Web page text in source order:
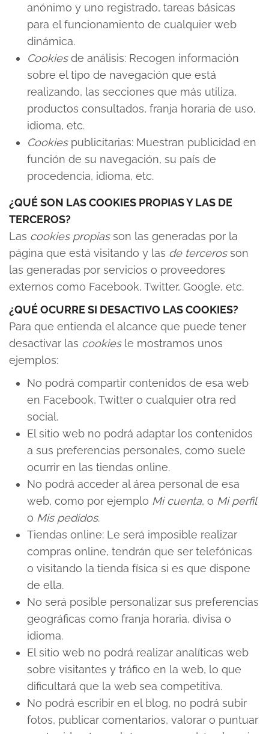
anónimo y uno registrado, tareas básicas
para el funcionamiento de cualquier web
dinámica.
Cookiesde análisis: Recogen información
sobre el tipo de navegación que está
realizando, las secciones que más utiliza,
productos consultados, franja horaria de uso,
idioma, etc.
Cookiespublicitarias: Muestran publicidad en
función de su navegación, su país de
procedencia, idioma, etc.
¿QUÉ SON LAS COOKIES PROPIAS Y LAS DE
TERCEROS?
Las cookies propiasson las generadas por la
página que está visitando y las de tercerosson
las generadas por servicios o proveedores
externos como Facebook, Twitter, Google, etc.
¿QUÉ OCURRE SI DESACTIVO LAS COOKIES?
Para que entienda el alcance que puede tener
desactivar las cookiesle mostramos unos
ejemplos:
No podrá compartir contenidos de esa web
en Facebook, Twitter o cualquier otra red
social.
El sitio web no podrá adaptar los contenidos
a sus preferencias personales, como suele
ocurrir en las tiendas online.
No podrá acceder al área personal de esa
web, como por ejemplo Mi cuenta, o Mi perfil
o Mis pedidos.
Tiendas online: Le será imposible realizar
compras online, tendrán que ser telefónicas
o visitando la tienda física si es que dispone
de ella.
No será posible personalizar sus preferencias
geográficas como franja horaria, divisa o
idioma.
El sitio web no podrá realizar analíticas web
sobre visitantes y tráfico en la web, lo que
dificultará que la web sea competitiva.
No podrá escribir en el blog, no podrá subir
fotos, publicar comentarios, valorar o puntuar